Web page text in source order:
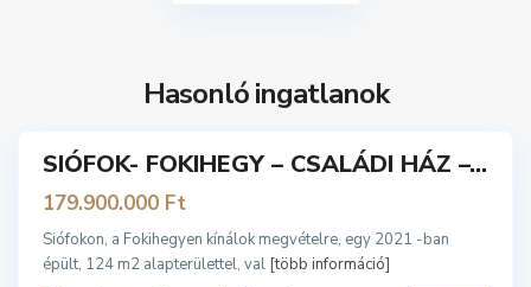
Hasonló ingatlanok
SIÓFOK- FOKIHEGY – CSALÁDI HÁZ –...
179.900.000 Ft
Siófokon, a Fokihegyen kínálok megvételre, egy 2021 -ban
épült, 124 m2 alapterülettel, val [több információ]
T
i